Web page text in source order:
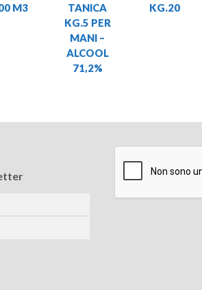
M3
TANICA
KG.5 PER
MANI –
ALCOOL
71,2%
KG.20